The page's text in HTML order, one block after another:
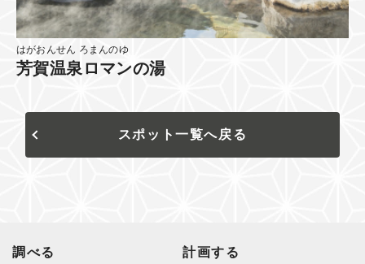
はがおんせん ろまんのゆ
芳賀温泉ロマンの湯
スポット一覧へ戻る
調べる 計画する